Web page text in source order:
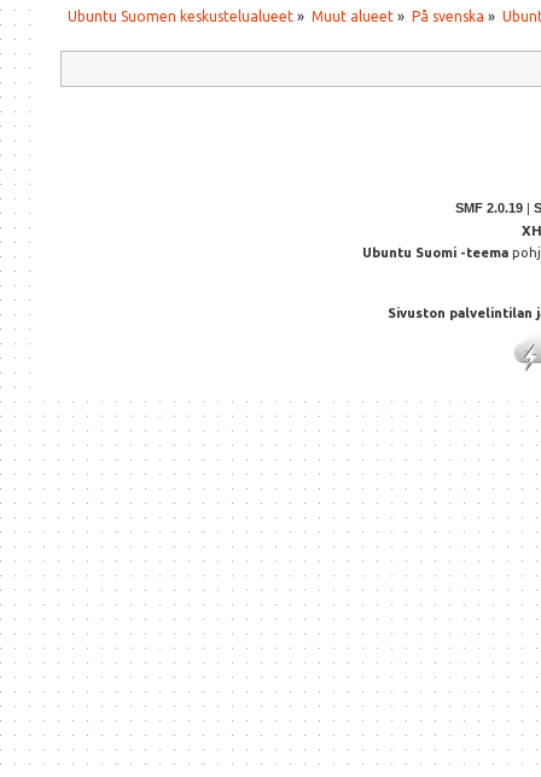
Ubuntu Suomen keskustelualueet » Muut alueet» På svenska »
SMF 2.0.19 |
Ubuntu Suomi -teema
Sivuston palvelintilan